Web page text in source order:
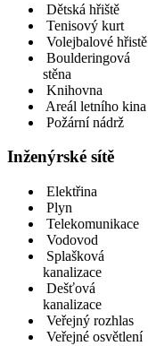
Dětská hřiště
Tenisový kurt
Volejbalové hřistě
Boulderingová
stěna
Knihovna
Areál letního kina
Požární nádrž
Inženýrské sítě
Elektřina
Plyn
Telekomunikace
Vodovod
Splašková
kanalizace
Dešťová
kanalizace
Veřejný rozhlas
Veřejné osvětlení